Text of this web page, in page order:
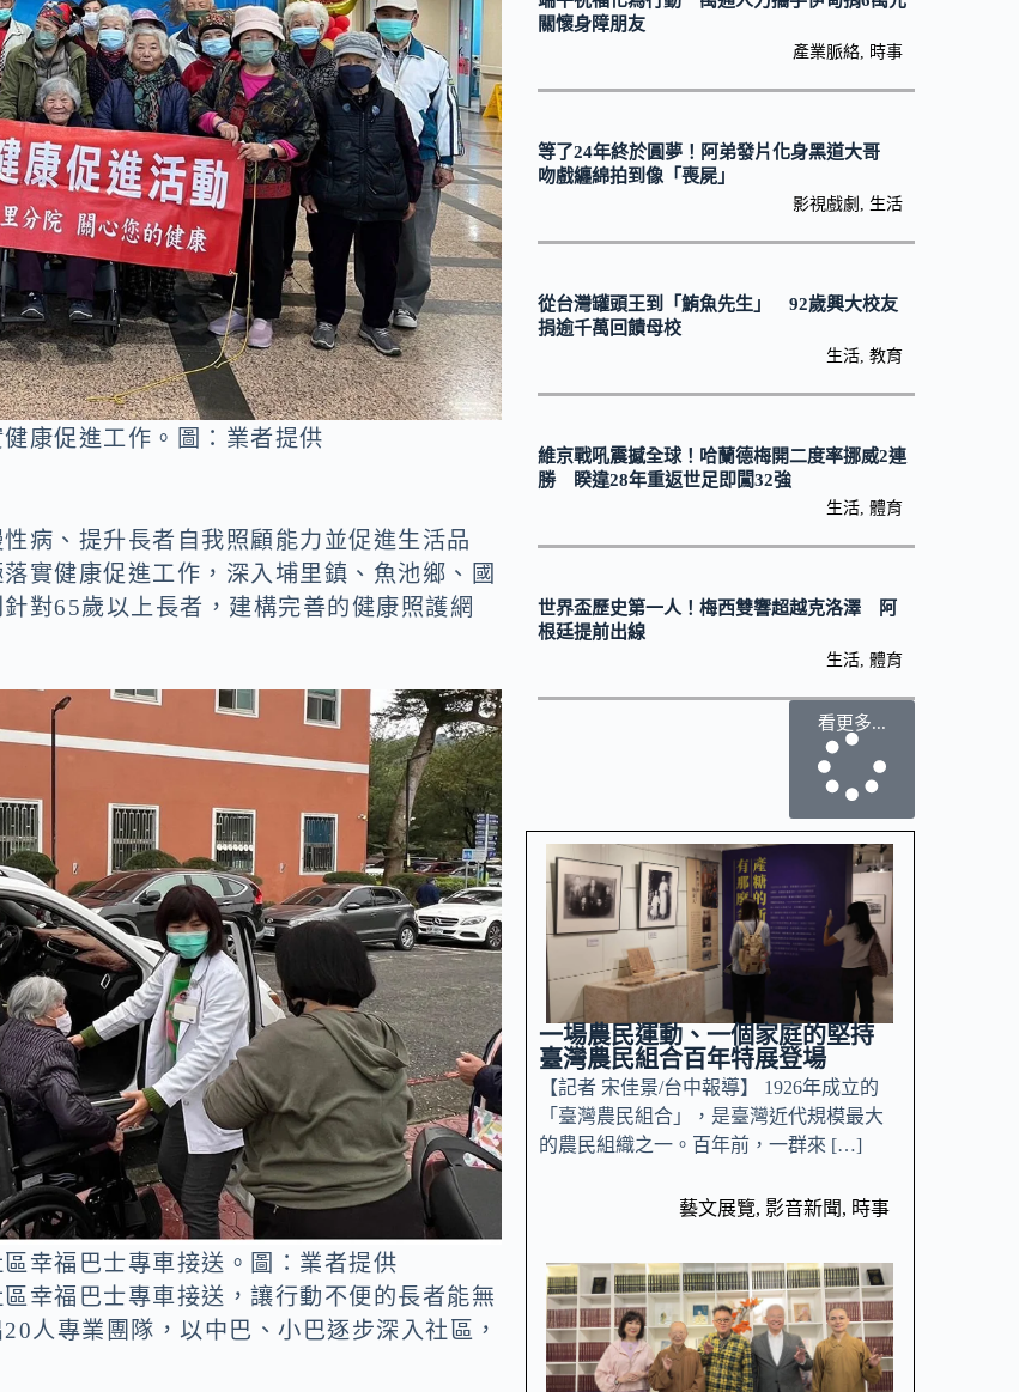
康促進工作。圖：業者提供
病、提升長者自我照顧能力並促進生活品
實健康促進工作，深入埔里鎮、魚池鄉、國
對65歲以上長者，建構完善的健康照護網
幸福巴士專車接送。圖：業者提供
幸福巴士專車接送，讓行動不便的長者能無
人專業團隊，以中巴、小巴逐步深入社區，
關懷身障朋友
產業脈絡, 時事
等了24年終於圓夢！阿弟發片化身黑道大哥
吻戲纏綿拍到像「喪屍」
影視戲劇 , 生活
從台灣罐頭王到「鮪魚先生」 92歲興大校友
捐逾千萬回饋母校
生活, 教育
維京戰吼震撼全球！哈蘭德梅開二度率挪威2連
勝 睽違28年重返世足即闖32強
生活, 體育
世界盃歷史第一人！梅西雙響超越克洛澤 阿
根廷提前出線
生活, 體育
看更多...
一場農民運動、一個家庭的堅持
臺灣農民組合百年特展登場
【記者 宋佳景/台中報導】 1926年成立的
「臺灣農民組合」，是臺灣近代規模最大
的農民組織之一。百年前，一群來 […]
藝文展覽, 影音新聞, 時事